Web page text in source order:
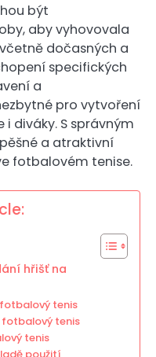
být
aby vyhovovala
dočasných a
specifických
a
pro vytvoření
diváky. S správným
a atraktivní
fotbalovém tenise.
hřišť na
tenis
fotbalový tenis
tenis